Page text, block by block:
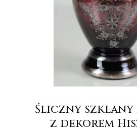
Śliczny
z dekorem